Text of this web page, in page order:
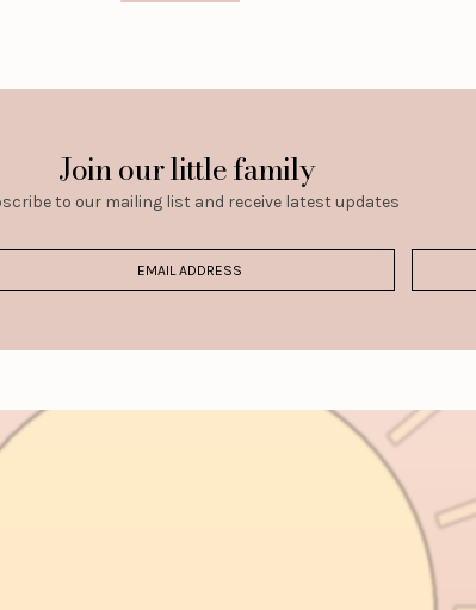
Join our little family
to our mailing list and receive latest updates